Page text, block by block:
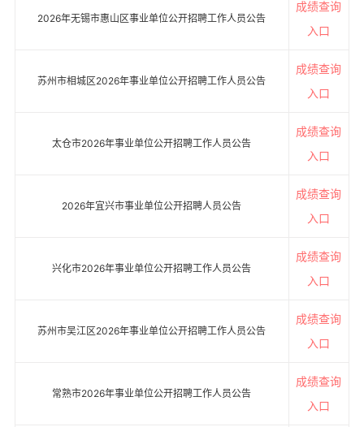
2026年无锡市惠山区事业单位公开招聘工作人员公告
成绩查询
入口
苏州市相城区2026年事业单位公开招聘工作人员公告
成绩查询
入口
太仓市2026年事业单位公开招聘工作人员公告
成绩查询
入口
2026年宜兴市事业单位公开招聘人员公告
成绩查询
入口
兴化市2026年事业单位公开招聘工作人员公告
成绩查询
入口
苏州市吴江区2026年事业单位公开招聘工作人员公告
成绩查询
入口
常熟市2026年事业单位公开招聘工作人员公告
成绩查询
入口